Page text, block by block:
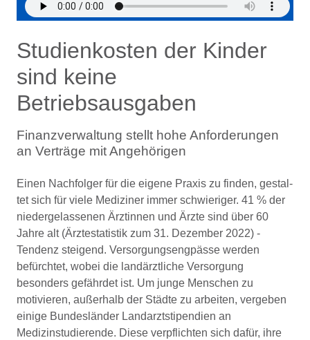
Studienkosten der Kinder
sind keine
Betriebsausgaben
Finanzverwaltung stellt hohe Anforderungen
an Verträge mit Angehörigen
Einen Nachfolger für die eigene Praxis zu finden, gestal­
tet sich für viele Mediziner immer schwieriger. 41 % der
niedergelassenen Ärztinnen und Ärzte sind über 60
Jahre alt (Ärztestatistik zum 31. Dezember 2022) ­
Tendenz stei­gend. Versorgungsengpässe werden
befürchtet, wobei die landärztliche Versorgung
besonders gefährdet ist. Um junge Menschen zu
motivieren, außerhalb der Städte zu arbeiten, vergeben
einige Bundesländer Landarztstipen­dien an
Medizinstudierende. Diese verpflichten sich dafür, ihre